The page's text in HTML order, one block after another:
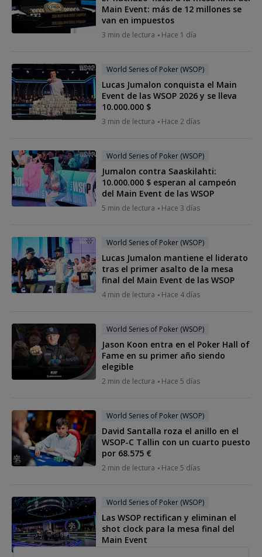
Main Event: más de 12 millones se
van en impuestos
3 min de lectura Hace 1 día
World Series of Poker (WSOP)
Lucas Jumalon conquista el Main
Event de las WSOP 2026 y se lleva
10.000.000 $
3 min de lectura Hace 2 días
World Series of Poker (WSOP)
Jumalon contra Saaskilahti:
10.000.000 $ esperan al campeón
del Main Event de las WSOP
5 min de lectura Hace 3 días
World Series of Poker (WSOP)
Lucas Jumalon mantiene el liderato
tras el primer asalto de la mesa
final del Main Event de las WSOP
4 min de lectura Hace 4 días
World Series of Poker (WSOP)
Jason Koon entra en el Poker Hall of
Fame en su primer año siendo
elegible
2 min de lectura Hace 5 días
World Series of Poker (WSOP)
David Santalla roza el anillo en el
WSOP-C Tallin con un cuarto puesto
por 68.575 €
2 min de lectura Hace 5 días
World Series of Poker (WSOP)
Las WSOP rectifican y eliminan el
shot clock para la mesa final del
Main Event